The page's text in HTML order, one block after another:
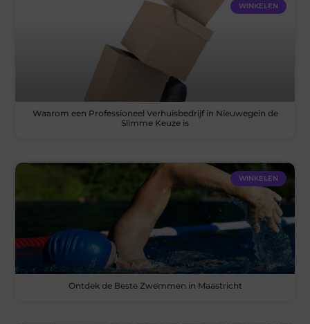
WINKELEN
Waarom een Professioneel Verhuisbedrijf in Nieuwegein de
Slimme Keuze is
WINKELEN
Ontdek de Beste Zwemmen in Maastricht